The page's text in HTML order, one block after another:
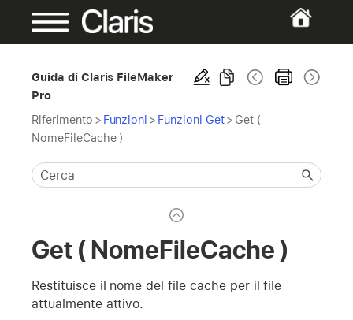
Guida di Claris FileMaker
Pro
Riferimento > Funzioni > Funzioni Get> Get (
NomeFileCache )
Get ( NomeFileCache )
Restituisce il nome del file cache per il file
attualmente attivo.